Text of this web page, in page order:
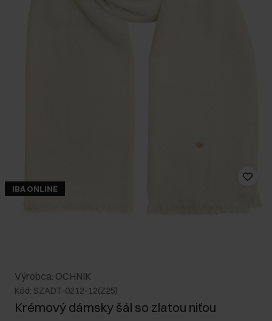
IBA ONLINE
Výrobca: OCHNIK
Kód: SZADT-0212-12(Z25)
Krémový dámsky šál so zlatou niťou